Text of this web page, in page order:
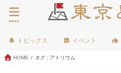
menu
トピックス イベント
HOME タグ : アトリウム